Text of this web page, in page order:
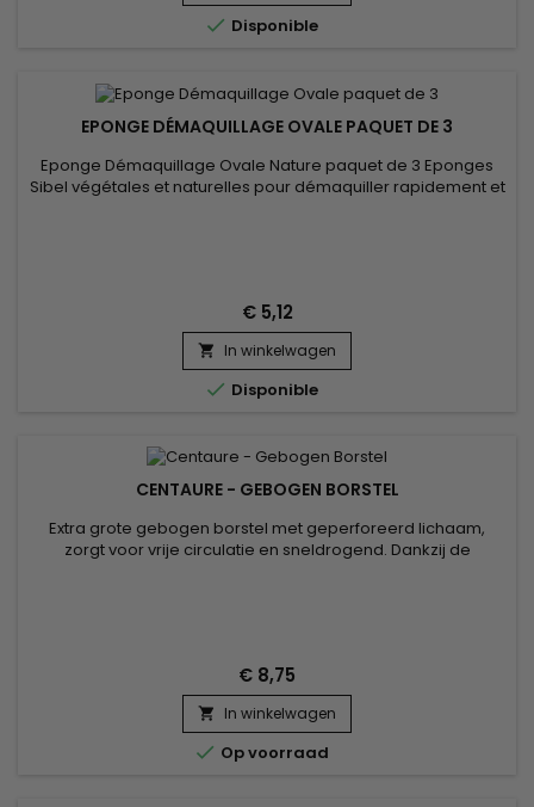
 Disponible
EPONGE DÉMAQUILLAGE OVALE PAQUET DE 3
Eponge Démaquillage Ovale Nature paquet de 3 Eponges
Sibel végétales et naturelles pour démaquiller rapidement et
€ 5,12
 In winkelwagen
 Disponible
CENTAURE - GEBOGEN BORSTEL
Extra grote gebogen borstel met geperforeerd lichaam,
zorgt voor vrije circulatie en sneldrogend. Dankzij de
€ 8,75
 In winkelwagen
 Op voorraad